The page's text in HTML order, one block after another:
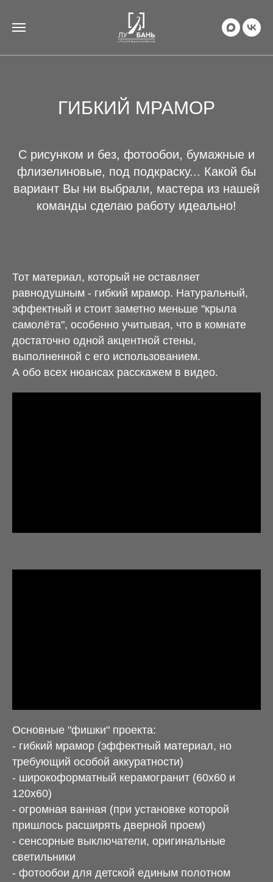
ГИБКИЙ МРАМОР
С рисунком и без, фотообои, бумажные и
флизелиновые, под подкраску... Какой бы
вариант Вы ни выбрали, мастера из нашей
команды сделаю работу идеально!
Тот материал, который не оставляет
равнодушным - гибкий мрамор. Натуральный,
эффектный и стоит заметно меньше "крыла
самолёта", особенно учитывая, что в комнате
достаточно одной акцентной стены,
выполненной с его использованием.
А обо всех нюансах расскажем в видео.
Основные "фишки" проекта:
- гибкий мрамор (эффектный материал, но
требующий особой аккуратности)
- широкоформатный керамогранит (60х60 и
120х60)
- огромная ванная (при установке которой
пришлось расширять дверной проем)
- сенсорные выключатели, оригинальные
светильники
- фотообои для детской единым полотном